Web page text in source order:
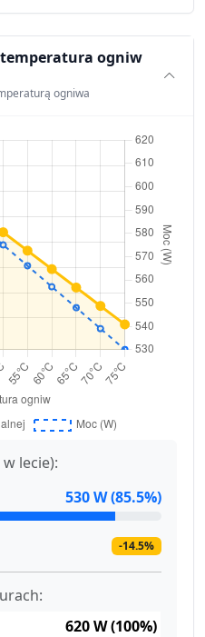
ogniw
ogniwa
lecie):
530 W (85.5%)
-14.5%
620 W (100%)